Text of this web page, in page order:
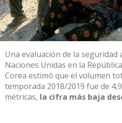
Una evaluación de la seguridad
Naciones Unidas en la
Corea estimó que el volumen
temporada 2018/2019 fue de
métricas, la cifra más baja